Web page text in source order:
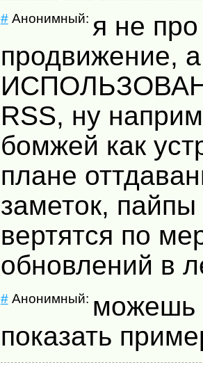
#Анонимный: я не про
продвижение,
RSS, ну
бомжей как
плане
заметок,
вертятся по
обновлений в
#Анонимный: можешь
показать